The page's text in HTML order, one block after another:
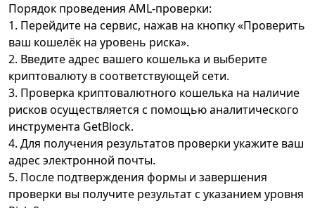
Порядок проведения AML-проверки:
1. Перейдите на сервис, нажав на кнопку «Проверить
ваш кошелёк на уровень риска».
2. Введите адрес вашего кошелька и выберите
криптовалюту в соответствующей сети.
3. Проверка криптовалютного кошелька на наличие
рисков осуществляется с помощью аналитического
инструмента GetBlock.
4. Для получения результатов проверки укажите ваш
адрес электронной почты.
5. После подтверждения формы и завершения
проверки вы получите результат с указанием уровня